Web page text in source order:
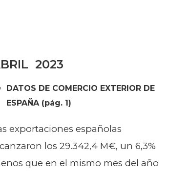
Económicos y Sociales
Conoce más
2023
DATOS DE COMERCIO EXTERIOR DE
ESPAÑA (pág. 1)
exportaciones españolas
los 29.342,4 M€, un 6,3%
que en el mismo mes del año